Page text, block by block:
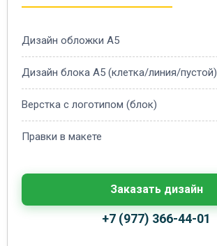
Дизайн обложки А5
Дизайн блока А5 (клетка/линия/пустой)
Верстка с логотипом (блок)
Правки в макете
Заказать дизайн
+7 (977) 366-44-01